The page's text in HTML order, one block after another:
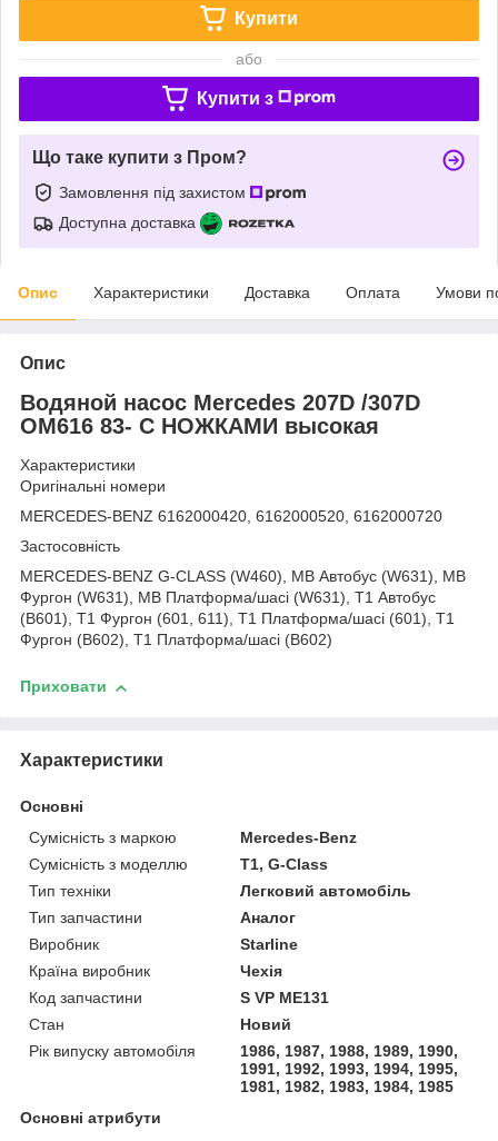
Купити
або
Купити з
Що таке купити з Пром?
Замовлення під захистом
Доступна доставка
Опис Характеристики Доставка Оплата Умови
Опис
Водяной насос Mercedes 207D /307D
OM616 83- С НОЖКАМИ высокая
Характеристики
Оригінальні номери
MERCEDES-BENZ 6162000420, 6162000520, 6162000720
Застосовність
MERCEDES-BENZ G-CLASS (W460), MB Автобус (W631), MB
Фургон (W631), MB Платформа/шасі (W631), T1 Автобус
(B601), T1 Фургон (601, 611), T1 Платформа/шасі (601), T1
Фургон (B602), T1 Платформа/шасі (B602)
Приховати
Характеристики
Основні
Сумісність з маркою
Mercedes-Benz
Сумісність з моделлю
T1, G-Class
Тип техніки
Легковий автомобіль
Тип запчастини
Аналог
Виробник
Starline
Країна виробник
Чехія
Код запчастини
S VP ME131
Стан
Новий
Рік випуску автомобіля
1986, 1987, 1988, 1989, 1990,
1991, 1992, 1993, 1994, 1995,
1981, 1982, 1983, 1984, 1985
Основні атрибути